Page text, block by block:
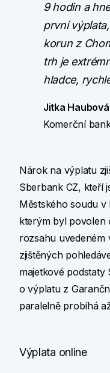
9 hodin a
první
korun z
trh je
hladce,
Jitka Haubová
Komerční
Nárok na výplatu
Sberbank CZ, kteří
Městského soudu v
kterým byl povolen
rozsahu uvedeném
zjištěných
majetkové podstaty
o výplatu z
paralelně probíhá
Výplata online